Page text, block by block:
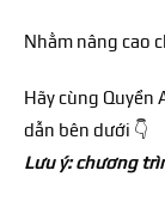
Nhằm nâng cao
Hãy cùng
dẫn bên dưới 👇
Lưu ý: chương